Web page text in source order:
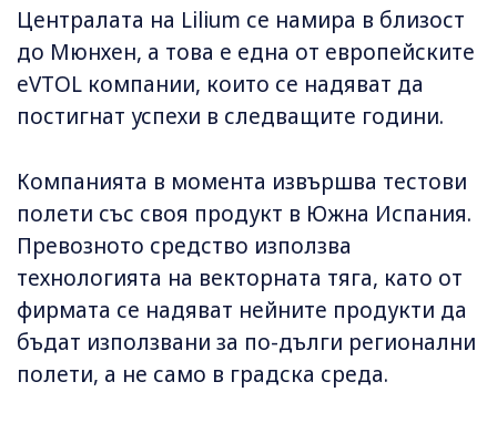
Централата на Lilium се намира в близост
до Мюнхен, а това е една от европейските
eVTOL компании, които се надяват да
постигнат успехи в следващите години.
Компанията в момента извършва тестови
полети със своя продукт в Южна Испания.
Превозното средство използва
технологията на векторната тяга, като от
фирмата се надяват нейните продукти да
бъдат използвани за по-дълги регионални
полети, а не само в градска среда.